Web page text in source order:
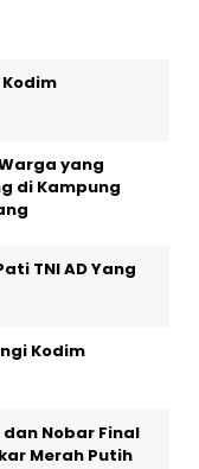
Kodim
yang
di Kampung
TNI AD Yang
Kodim
Nobar Final
Merah Putih